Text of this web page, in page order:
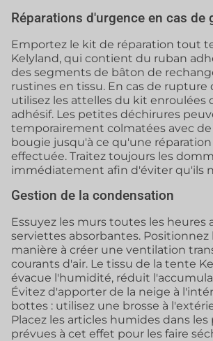
Réparations d'urgence en cas de
Emportez le kit de réparation tout
Kelyland, qui contient du ruban
des segments de bâton de
rustines en tissu. En cas de rupture
utilisez les attelles du kit enroulées
adhésif. Les petites déchirures
temporairement colmatées avec de
bougie jusqu'à ce qu'une
effectuée. Traitez toujours les
immédiatement afin d'éviter qu'ils
Gestion de la condensation
Essuyez les murs toutes les heures
serviettes absorbantes. Positionnez
manière à créer une ventilation
courants d'air. Le tissu de la tente
évacue l'humidité, réduit
Évitez d'apporter de la neige à
bottes : utilisez une brosse à
Placez les articles humides dans
prévues à cet effet pour les faire